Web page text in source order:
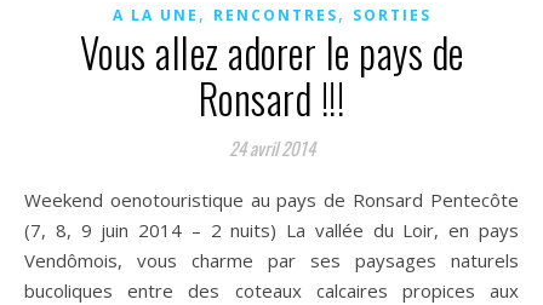
A LA UNE , RENCONTRES, SORTIES
Vous allez adorer le pays de
Ronsard !!!
24 avril 2014
Weekend oenotouristique au pays de Ronsard Pentecôte
(7, 8, 9 juin 2014 – 2 nuits) ​La vallée du Loir, en pays
Vendômois, vous charme par ses paysages naturels
bucoliques entre des coteaux calcaires propices aux